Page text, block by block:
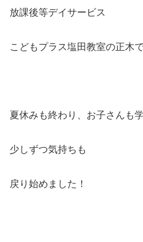
放課後等デイサービス
こどもプラス塩田教室の正木で
夏休みも終わり、お子さんも
少しずつ気持ちも
戻り始めました！